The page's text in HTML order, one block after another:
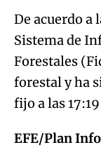
De acuerdo a
Sistema de
Forestales
forestal y ha
fijo a las
EFE/Plan